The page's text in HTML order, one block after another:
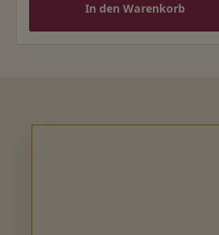
In den Warenkorb